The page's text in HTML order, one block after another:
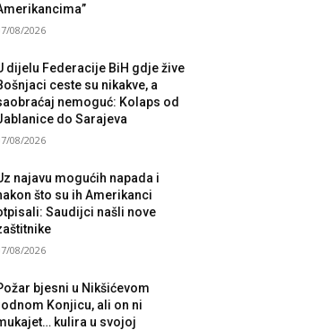
08/2026
dijelu Federacije BiH gdje žive
ceste su nikakve, a
nemoguć: Kolaps od
do Sarajeva
08/2026
najavu mogućih napada i
što su ih Amerikanci
Saudijci našli nove
08/2026
bjesni u Nikšićevom
Konjicu, ali on ni
kulira u svojoj